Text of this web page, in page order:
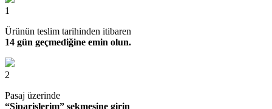
1
Ürünün teslim tarihinden itibaren
14 gün geçmediğine emin olun.
2
Pasaj üzerinde
“Siparişlerim” sekmesine girin